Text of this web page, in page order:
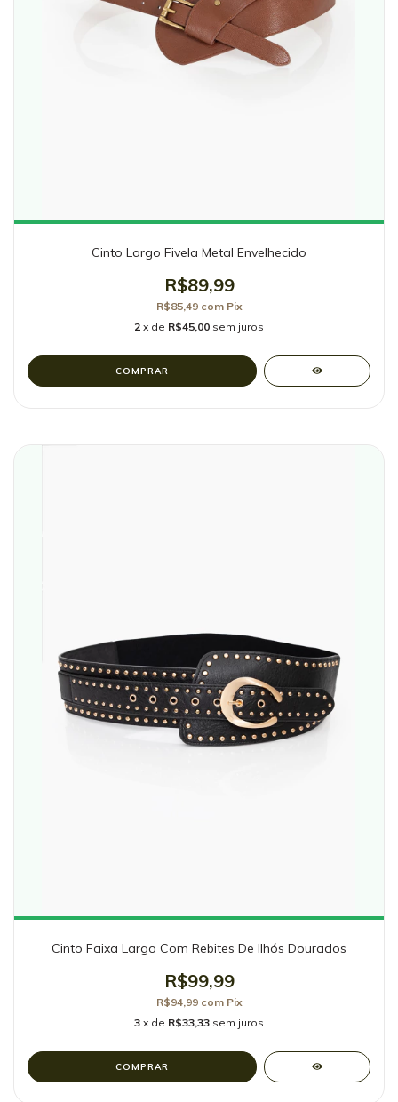
Cinto Largo Fivela Metal Envelhecido
R$89,99
R$85,49 com Pix
2 x de R$45,00 sem juros
COMPRAR
Cinto Faixa Largo Com Rebites De Ilhós Dourados
R$99,99
R$94,99 com Pix
3 x de R$33,33 sem juros
COMPRAR